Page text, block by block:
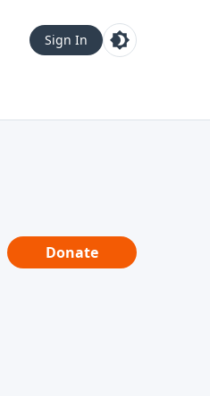
Sign In
Donate